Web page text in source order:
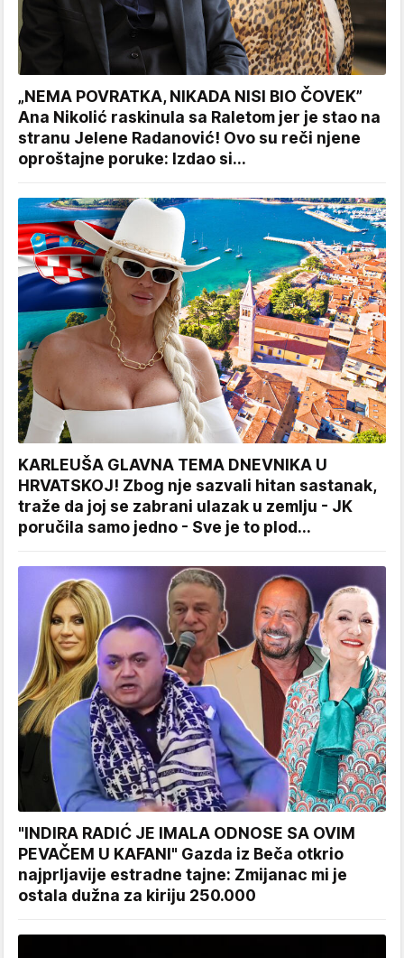
„NEMA POVRATKA, NIKADA NISI BIO ČOVEK”
Ana Nikolić raskinula sa Raletom jer je stao na
stranu Jelene Radanović! Ovo su reči njene
oproštajne poruke: Izdao si...
KARLEUŠA GLAVNA TEMA DNEVNIKA U
HRVATSKOJ! Zbog nje sazvali hitan sastanak,
traže da joj se zabrani ulazak u zemlju - JK
poručila samo jedno - Sve je to plod...
"INDIRA RADIĆ JE IMALA ODNOSE SA OVIM
PEVAČEM U KAFANI" Gazda iz Beča otkrio
najprljavije estradne tajne: Zmijanac mi je
ostala dužna za kiriju 250.000